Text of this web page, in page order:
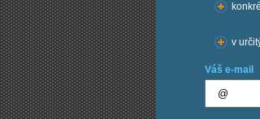
v
Váš e-mail